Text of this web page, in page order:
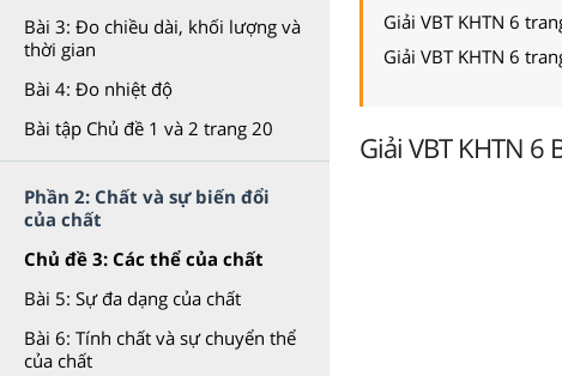
Bài 3: Đo chiều dài, khối lượng và
thời gian
Bài 4: Đo nhiệt độ
Bài tập Chủ đề 1 và 2 trang 20
Phần 2: Chất và sự biến đổi
của chất
Chủ đề 3: Các thể của chất
Bài 5: Sự đa dạng của chất
Bài 6: Tính chất và sự chuyển thể
của chất
Giải VBT KHTN 6
Giải VBT KHTN 6
Giải VBT KHTN